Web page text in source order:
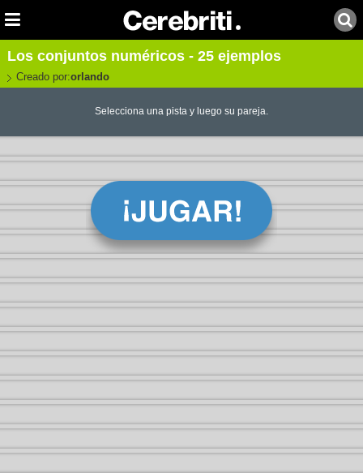
Los conjuntos numéricos - 25 ejemplos
Creado por:orlando
Selecciona una pista y luego su pareja.